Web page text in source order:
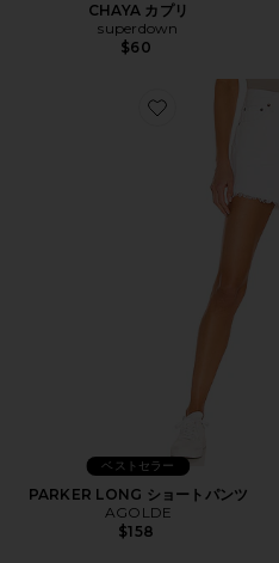
CHAYA カプリ
superdown
$60
Favorite PARKER
ベストセラー
PARKER LONG ショートパンツ
AGOLDE
$158